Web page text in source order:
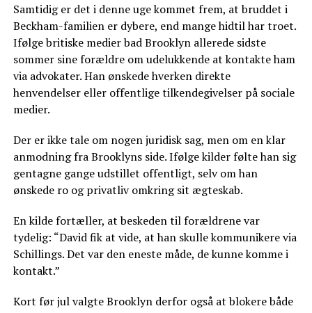
Samtidig er det i denne uge kommet frem, at bruddet i
Beckham-familien er dybere, end mange hidtil har troet.
Ifølge britiske medier bad Brooklyn allerede sidste
sommer sine forældre om udelukkende at kontakte ham
via advokater. Han ønskede hverken direkte
henvendelser eller offentlige tilkendegivelser på sociale
medier.
Der er ikke tale om nogen juridisk sag, men om en klar
anmodning fra Brooklyns side. Ifølge kilder følte han sig
gentagne gange udstillet offentligt, selv om han
ønskede ro og privatliv omkring sit ægteskab.
En kilde fortæller, at beskeden til forældrene var
tydelig: “David fik at vide, at han skulle kommunikere via
Schillings. Det var den eneste måde, de kunne komme i
kontakt.”
Kort før jul valgte Brooklyn derfor også at blokere både